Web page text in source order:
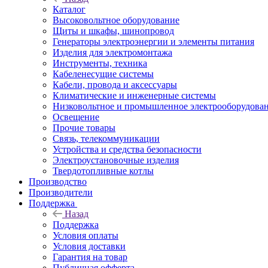
Каталог
Высоковольтное оборудование
Щиты и шкафы, шинопровод
Генераторы электроэнергии и элементы питания
Изделия для электромонтажа
Инструменты, техника
Кабеленесущие системы
Кабели, провода и аксессуары
Климатические и инженерные системы
Низковольтное и промышленное
Освещение
Прочие товары
Связь, телекоммуникации
Устройства и средства безопасности
Электроустановочные изделия
Твердотопливные котлы
Производство
Производители
Поддержка
Назад
Поддержка
Условия оплаты
Условия доставки
Гарантия на товар